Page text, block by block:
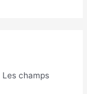
Les champs